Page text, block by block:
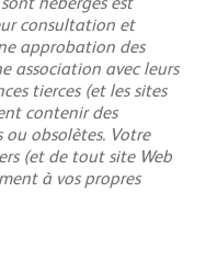
consultation et
approbation des
association avec leurs
tierces (et les sites
contenir des
obsolètes. Votre
(et de tout site Web
à vos propres